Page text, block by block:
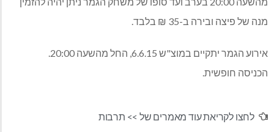
מנה של פיצה ובירה ב-35 ₪ בלבד.
אירוע הגמר יתקיים במוצ"ש 6.6.15,
החל מהשעה 20:00.
הכניסה חופשית.
לחצו לקריאת עוד מאמרים של >> תרבות